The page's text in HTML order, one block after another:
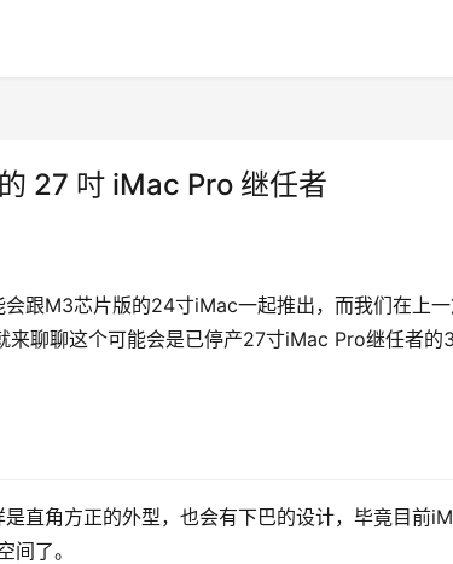
27 吋 iMac Pro 继任者
跟M3芯片版的24寸iMac一起推出，而我们在上
聊聊这个可能会是已停产27寸iMac Pro继任者的
直角方正的外型，也会有下巴的设计，毕竟目前
了。